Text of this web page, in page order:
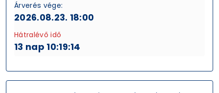
Árverés vége:
2026.08.23. 18:00
Hátralévő idő
13 nap 10:19:13